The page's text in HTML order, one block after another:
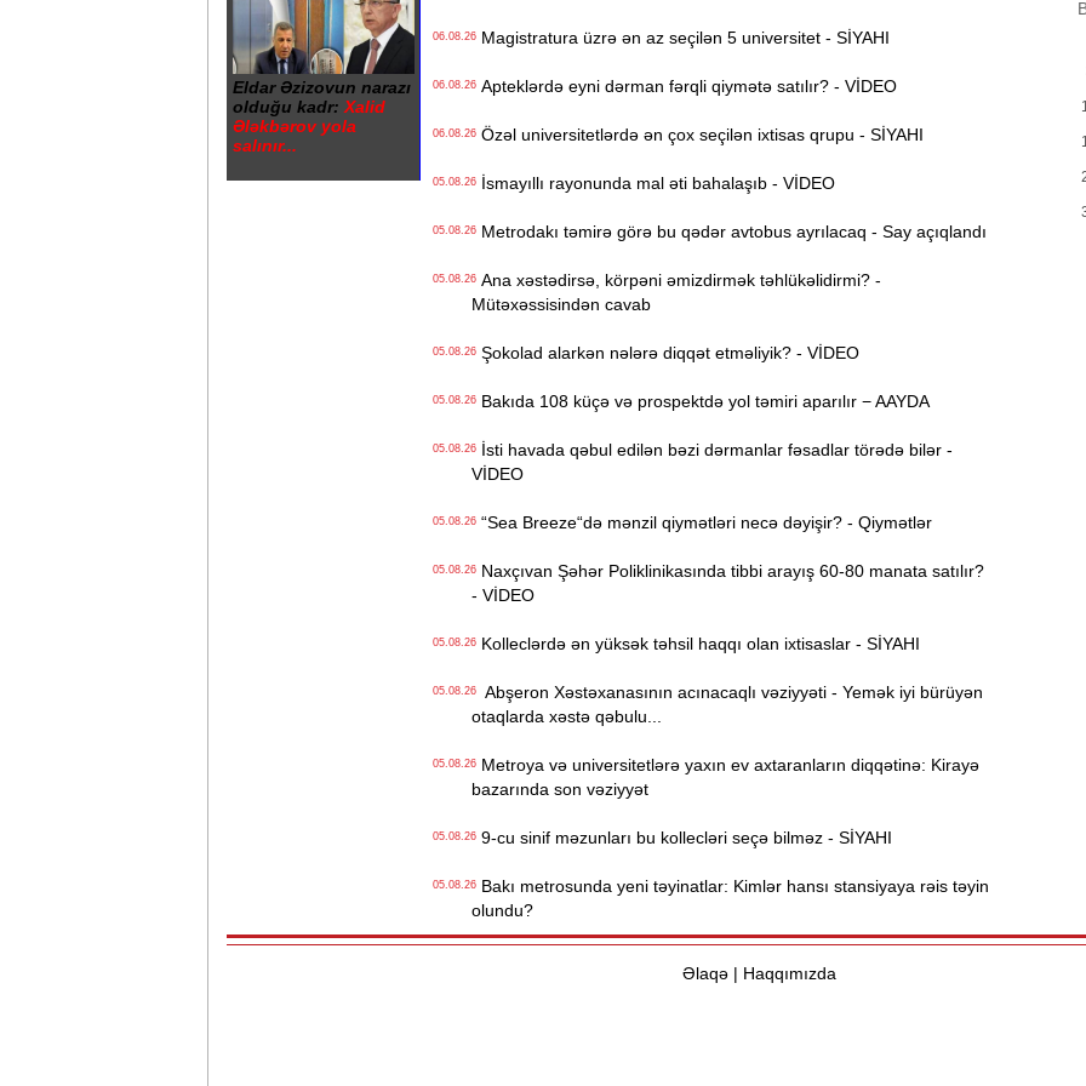
Eldar Əzizovun narazı
olduğu kadr: Xalid
Ələkbərov yola
salınır...
06.08.26Magistratura üzrə ən az seçilən 5 universitet - SİYAHI
06.08.26Apteklərdə eyni dərman fərqli qiymətə satılır? - VİDEO
06.08.26Özəl universitetlərdə ən çox seçilən ixtisas qrupu - SİYAHI
05.08.26İsmayıllı rayonunda mal əti bahalaşıb - VİDEO
05.08.26Metrodakı təmirə görə bu qədər avtobus ayrılacaq - Say açıqlandı
05.08.26Ana xəstədirsə, körpəni əmizdirmək təhlükəlidirmi? -
Mütəxəssisindən cavab
05.08.26Şokolad alarkən nələrə diqqət etməliyik? - VİDEO
05.08.26Bakıda 108 küçə və prospektdə yol təmiri aparılır − AAYDA
05.08.26İsti havada qəbul edilən bəzi dərmanlar fəsadlar törədə bilər -
VİDEO
05.08.26“Sea Breeze“də mənzil qiymətləri necə dəyişir? - Qiymətlər
05.08.26Naxçıvan Şəhər Poliklinikasında tibbi arayış 60-80 manata satılır?
- VİDEO
05.08.26Kolleclərdə ən yüksək təhsil haqqı olan ixtisaslar - SİYAHI
05.08.26Abşeron Xəstəxanasının acınacaqlı vəziyyəti - Yemək iyi bürüyən
otaqlarda xəstə qəbulu...
05.08.26Metroya və universitetlərə yaxın ev axtaranların diqqətinə: Kirayə
bazarında son vəziyyət
05.08.269-cu sinif məzunları bu kollecləri seçə bilməz - SİYAHI
05.08.26Bakı metrosunda yeni təyinatlar: Kimlər hansı stansiyaya rəis təyin
olundu?
Əlaqə| Haqqımızda